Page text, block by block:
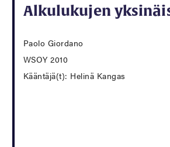
Alkulukujen
Paolo Giordano
WSOY 2010
Kääntäjä(t): Helinä Kangas